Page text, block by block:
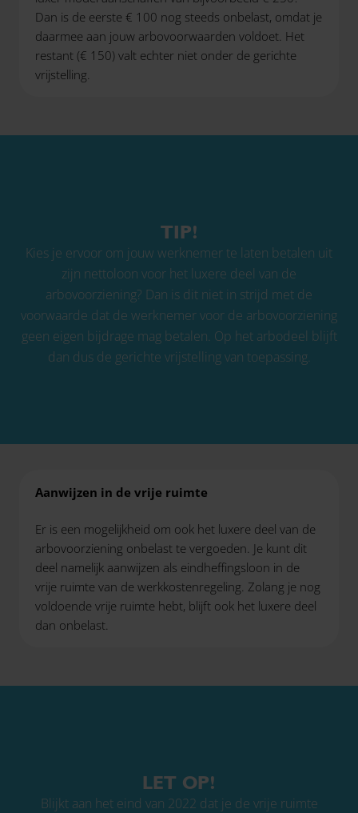
Dan is de eerste € 100 nog steeds onbelast, omdat je
daarmee aan jouw arbovoorwaarden voldoet. Het
restant (€ 150) valt echter niet onder de gerichte
vrijstelling.
TIP!
Kies je ervoor om jouw werknemer te laten betalen uit
zijn nettoloon voor het luxere deel van de
arbovoorziening? Dan is dit niet in strijd met de
voorwaarde dat de werknemer voor de arbovoorziening
geen eigen bijdrage mag betalen. Op het arbodeel blijft
dan dus de gerichte vrijstelling van toepassing.
Aanwijzen in de vrije ruimte
Er is een mogelijkheid om ook het luxere deel van de
arbovoorziening onbelast te vergoeden. Je kunt dit
deel namelijk aanwijzen als eindheffingsloon in de
vrije ruimte van de werkkostenregeling. Zolang je nog
voldoende vrije ruimte hebt, blijft ook het luxere deel
dan onbelast.
LET OP!
Blijkt aan het eind van 2022 dat je de vrije ruimte